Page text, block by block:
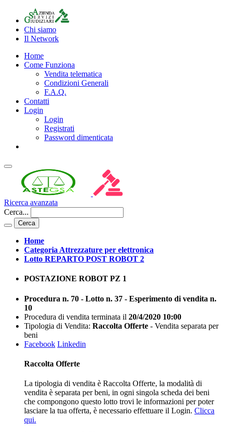
Chi siamo
Il Network
Home
Come Funziona
Vendita telematica
Condizioni Generali
F.A.Q.
Contatti
Login
Login
Registrati
Password dimenticata
Ricerca avanzata
Cerca...
Cerca
Home
Categoria Attrezzature per elettronica
Lotto REPARTO POST ROBOT 2
POSTAZIONE ROBOT PZ 1
Procedura n. 70 - Lotto n. 37 - Esperimento di vendita n.
10
Procedura di vendita terminata il 20/4/2020 10:00
Tipologia di Vendita: Raccolta Offerte - Vendita separata per
beni
Facebook Linkedin
Raccolta Offerte
La tipologia di vendita è Raccolta Offerte, la modalità di
vendita è separata per beni, in ogni singola scheda dei beni
che compongono questo lotto trovi le informazioni per poter
lasciare la tua offerta, è necessario effettuare il Login. Clicca
qui.